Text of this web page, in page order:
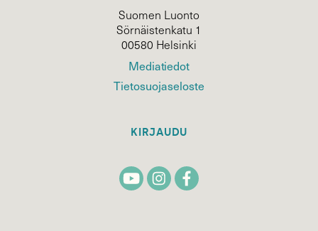
Suomen Luonto
Sörnäistenkatu 1
00580 Helsinki
Mediatiedot
Tietosuojaseloste
KIRJAUDU